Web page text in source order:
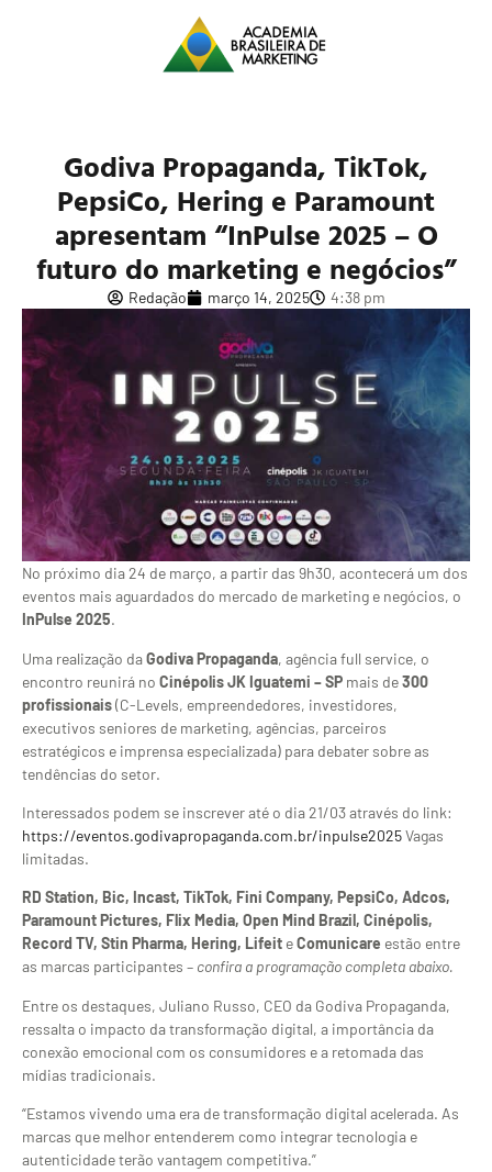
Godiva Propaganda, TikTok,
PepsiCo, Hering e Paramount
apresentam “InPulse 2025 – O
futuro do marketing e negócios”
Redação março 14, 2025 4:38 pm
No próximo dia 24 de março, a partir das 9h30, acontecerá um dos
eventos mais aguardados do mercado de marketing e negócios, o
InPulse 2025.
Uma realização daGodiva Propaganda, agência full service, o
encontro reunirá no Cinépolis JK Iguatemi – SP mais de300
profissionais(C-Levels, empreendedores, investidores,
executivos seniores de marketing, agências, parceiros
estratégicos e imprensa especializada) para debater sobre as
tendências do setor.
Interessados podem se inscrever até o dia 21/03 através do link:
https://eventos.godivapropaganda.com.br/inpulse2025Vagas
limitadas.
RD Station, Bic, Incast, TikTok, Fini Company, PepsiCo, Adcos,
Paramount Pictures, Flix Media, Open Mind Brazil, Cinépolis,
Record TV, Stin Pharma, Hering, Lifeit eComunicare estão entre
as marcas participantes – confira a programação completa abaixo.
Entre os destaques, Juliano Russo, CEO da Godiva Propaganda,
ressalta o impacto da transformação digital, a importância da
conexão emocional com os consumidores e a retomada das
mídias tradicionais.
“Estamos vivendo uma era de transformação digital acelerada. As
marcas que melhor entenderem como integrar tecnologia e
autenticidade terão vantagem competitiva.”